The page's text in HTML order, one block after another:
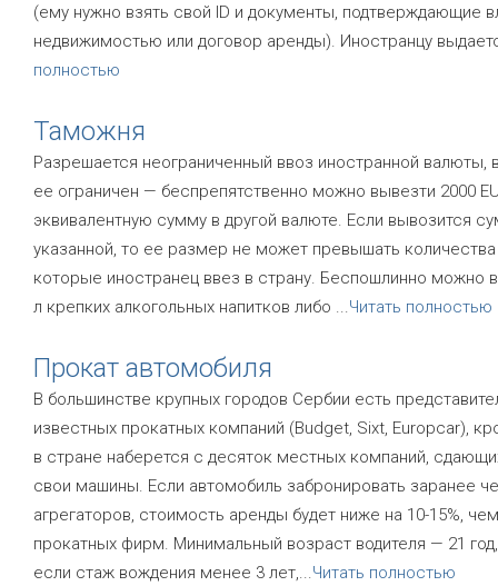
(ему нужно взять свой ID и документы, подтверждающие
недвижимостью или договор аренды). Иностранцу
полностью
Таможня
Разрешается неограниченный ввоз иностранной валюты,
ее ограничен — беспрепятственно можно вывезти 2000
эквивалентную сумму в другой валюте. Если вывозится
указанной, то ее размер не может превышать количества
которые иностранец ввез в страну. Беспошлинно можно
л крепких алкогольных напитков либо ...Читать полностью
Прокат автомобиля
В большинстве крупных городов Сербии есть
известных прокатных компаний (Budget, Sixt, Europcar),
в стране наберется с десяток местных компаний,
свои машины. Если автомобиль забронировать заранее
агрегаторов, стоимость аренды будет ниже на 10-15%,
прокатных фирм. Минимальный возраст водителя — 21
если стаж вождения менее 3 лет,...Читать полностью